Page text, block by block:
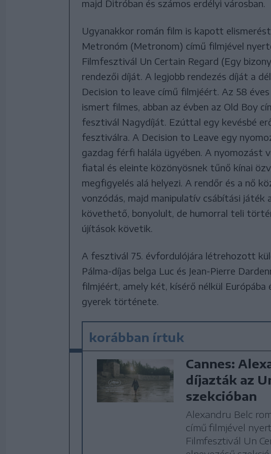
majd Ditróban és számos erdélyi városban.
Ugyanakkor román film is kapott
Metronóm (Metronom) című filmjével
Filmfesztivál Un Certain Regard (Egy
rendezői díját. A legjobb rendezés díját a
Decision to leave című filmjéért. Az 58
ismert filmes, abban az évben az Old Boy
fesztivál Nagydíját. Ezúttal egy kevésbé
fesztiválra. A Decision to Leave egy
gazdag férfi halála ügyében. A nyomozást
fiatal és eleinte közönyösnek tűnő kínai
megfigyelés alá helyezi. A rendőr és a nő
vonzódás, majd manipulatív csábítási játék
követhető, bonyolult, de humorral teli
újítások követik.
A fesztivál 75. évfordulójára létrehozott
Pálma-díjas belga Luc és Jean-Pierre
filmjéért, amely két, kísérő nélkül
gyerek története.
korábban írtuk
Cannes:
díjazták az
szekcióban
Alexandru Belc
című filmjével
Filmfesztivál Un